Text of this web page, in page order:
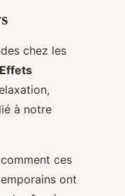
chez les
Effets
à notre
ces
ont